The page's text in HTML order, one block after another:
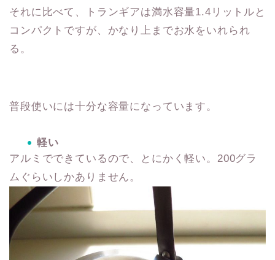
それに比べて、トランギアは満水容量1.4リットルと
コンパクトですが、かなり上までお水をいれられ
る。
普段使いには十分な容量になっています。
軽い
アルミでできているので、とにかく軽い。200グラ
ムぐらいしかありません。